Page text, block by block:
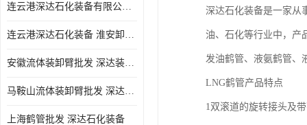
连云港深达石化装备有限公司 嘉兴低温鹤管厂
连云港深达石化装备 淮安卸车鹤管电话
安徽流体装卸臂批发 深达装备 节能环保
马鞍山流体装卸臂批发 深达装备 节能环保
上海鹤管批发 深达石化装备
深达石化装备是一家从
油、石化等行业中，产
发油鹤管、液氨鹤管、
LNG鹤管产品特点
1双滚道的旋转接头及